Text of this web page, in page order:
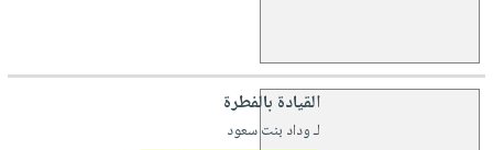
القيادة بالفطرة
لـ وداد بنت سعود